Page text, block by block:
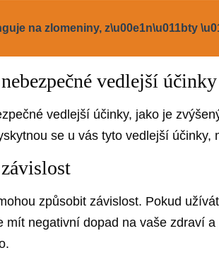
na zlomeniny, z\u00e1n\u011bty
vedlejší účinky
vedlejší účinky, jako je
se u vás tyto vedlejší
způsobit závislost. Pokud
mít negativní dopad na vaše zdraví